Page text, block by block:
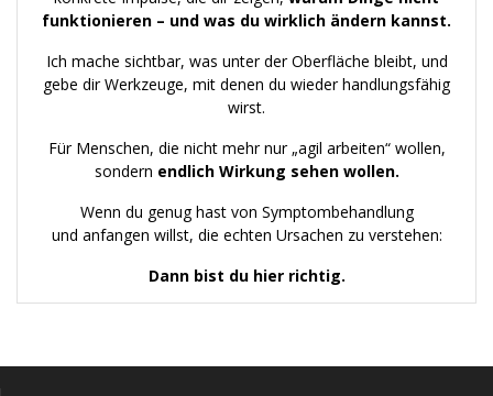
funktionieren – und was du wirklich ändern kannst.
Ich mache sichtbar, was unter der Oberfläche bleibt, und
gebe dir Werkzeuge, mit denen du wieder handlungsfähig
wirst.
Für Menschen, die nicht mehr nur „agil arbeiten“ wollen,
sondern endlich Wirkung sehen wollen.
Wenn du genug hast von Symptombehandlung
und anfangen willst, die echten Ursachen zu verstehen:
Dann bist du hier richtig.